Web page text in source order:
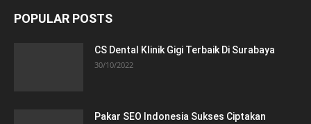
POPULAR POSTS
CS Dental Klinik Gigi Terbaik Di Surabaya
30/10/2022
Pakar SEO Indonesia Sukses Ciptakan